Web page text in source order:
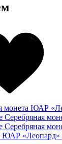
«Леопард»